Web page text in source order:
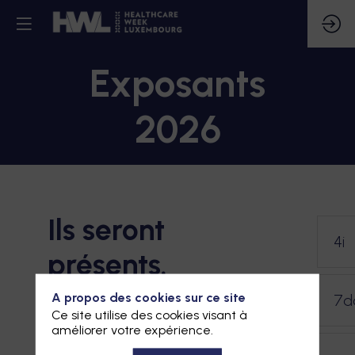
Exposants
2026
Ils seront
présents.
Rencontrez-les !
4i
A propos des cookies sur ce site
Ce site utilise des cookies visant à
améliorer votre expérience.